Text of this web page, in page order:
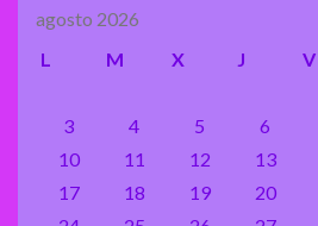
agosto 2026
L
M X J V
3
4 5 6
10
11 12 13
17
18 19 20